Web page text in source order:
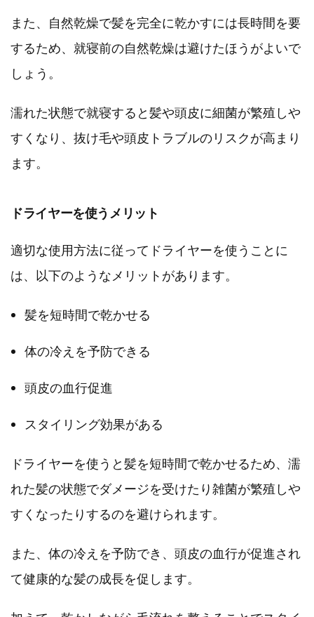
また、自然乾燥で髪を完全に乾かすには長時間を要
するため、就寝前の自然乾燥は避けたほうがよいで
しょう。
濡れた状態で就寝すると髪や頭皮に細菌が繁殖しや
すくなり、抜け毛や頭皮トラブルのリスクが高まり
ます。
ドライヤーを使うメリット
適切な使用方法に従ってドライヤーを使うことに
は、以下のようなメリットがあります。
髪を短時間で乾かせる
体の冷えを予防できる
頭皮の血行促進
スタイリング効果がある
ドライヤーを使うと髪を短時間で乾かせるため、濡
れた髪の状態でダメージを受けたり雑菌が繁殖しや
すくなったりするのを避けられます。
また、体の冷えを予防でき、頭皮の血行が促進され
て健康的な髪の成長を促します。